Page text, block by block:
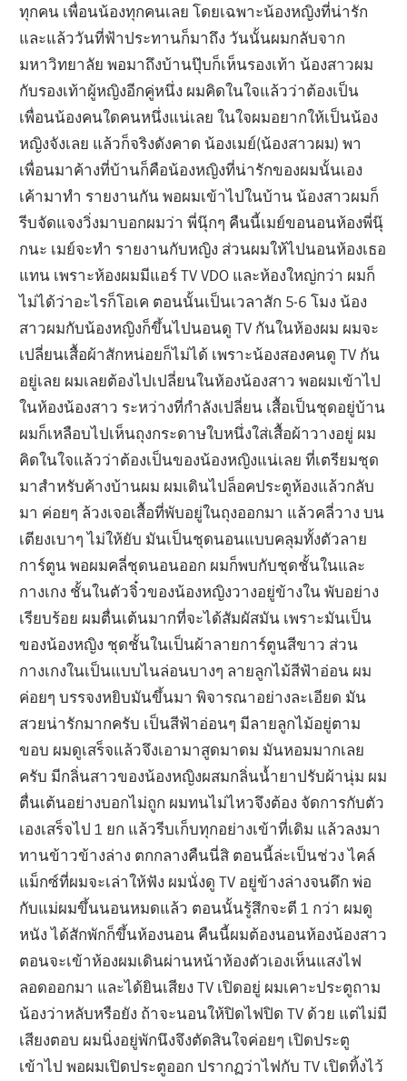
ทุกคน เพื่อนน้องทุกคนเลย โดยเฉพาะน้องหญิงที่น่ารัก
และแล้ววันที่ฟ้าประทานก็มาถึง วันนั้นผมกลับจาก
มหาวิทยาลัย พอมาถึงบ้านปุ๊บก็เห็นรองเท้า น้องสาวผม
กับรองเท้าผู้หญิงอีกคู่หนึ่ง ผมคิดในใจแล้วว่าต้องเป็น
เพื่อนน้องคนใดคนหนึ่งแน่เลย ในใจผมอยากให้เป็นน้อง
หญิงจังเลย แล้วก็จริงดังคาด น้องเมย์(น้องสาวผม) พา
เพื่อนมาค้างที่บ้านก็คือน้องหญิงที่น่ารักของผมนั้นเอง
เค้ามาทำ รายงานกัน พอผมเข้าไปในบ้าน น้องสาวผมก็
รีบจัดแจงวิ่งมาบอกผมว่า พี่นุ๊กๆ คืนนี้เมย์ขอนอนห้องพี่นุ๊
กนะ เมย์จะทำ รายงานกับหญิง ส่วนผมให้ไปนอนห้องเธอ
แทน เพราะห้องผมมีแอร์ TV VDO และห้องใหญ่กว่า ผมก็
ไม่ได้ว่าอะไรก็โอเค ตอนนั้นเป็นเวลาสัก 5-6 โมง น้อง
สาวผมกับน้องหญิงก็ขึ้นไปนอนดู TV กันในห้องผม ผมจะ
เปลี่ยนเสื้อผ้าสักหน่อยก็ไม่ได้ เพราะน้องสองคนดู TV กัน
อยู่เลย ผมเลยต้องไปเปลี่ยนในห้องน้องสาว พอผมเข้าไป
ในห้องน้องสาว ระหว่างที่กำลังเปลี่ยน เสื้อเป็นชุดอยู่บ้าน
ผมก็เหลือบไปเห็นถุงกระดาษใบหนึ่งใส่เสื้อผ้าวางอยู่ ผม
คิดในใจแล้วว่าต้องเป็นของน้องหญิงแน่เลย ที่เตรียมชุด
มาสำหรับค้างบ้านผม ผมเดินไปล็อคประตูห้องแล้วกลับ
มา ค่อยๆ ล้วงเจอเสื้อที่พับอยู่ในถุงออกมา แล้วคลี่วาง บน
เตียงเบาๆ ไม่ให้ยับ มันเป็นชุดนอนแบบคลุมทั้งตัวลาย
การ์ตูน พอผมคลี่ชุดนอนออก ผมก็พบกับชุดชั้นในและ
กางเกง ชั้นในตัวจิ๋วของน้องหญิงวางอยู่ข้างใน พับอย่าง
เรียบร้อย ผมตื่นเต้นมากที่จะได้สัมผัสมัน เพราะมันเป็น
ของน้องหญิง ชุดชั้นในเป็นผ้าลายการ์ตูนสีขาว ส่วน
กางเกงในเป็นแบบไนล่อนบางๆ ลายลูกไม้สีฟ้าอ่อน ผม
ค่อยๆ บรรจงหยิบมันขึ้นมา พิจารณาอย่างละเอียด มัน
สวยน่ารักมากครับ เป็นสีฟ้าอ่อนๆ มีลายลูกไม้อยู่ตาม
ขอบ ผมดูเสร็จแล้วจึงเอามาสูดมาดม มันหอมมากเลย
ครับ มีกลิ่นสาวของน้องหญิงผสมกลิ่นน้ำยาปรับผ้านุ่ม ผม
ตื่นเต้นอย่างบอกไม่ถูก ผมทนไม่ไหวจึงต้อง จัดการกับตัว
เองเสร็จไป 1 ยก แล้วรีบเก็บทุกอย่างเข้าที่เดิม แล้วลงมา
ทานข้าวข้างล่าง ตกกลางคืนนี่สิ ตอนนี้ล่ะเป็นช่วง ไคล์
แม็กซ์ที่ผมจะเล่าให้ฟัง ผมนั่งดู TV อยู่ข้างล่างจนดึก พ่อ
กับแม่ผมขึ้นนอนหมดแล้ว ตอนนั้นรู้สึกจะตี 1 กว่า ผมดู
หนัง ได้สักพักก็ขึ้นห้องนอน คืนนี้ผมต้องนอนห้องน้องสาว
ตอนจะเข้าห้องผมเดินผ่านหน้าห้องตัวเองเห็นแสงไฟ
ลอดออกมา และได้ยินเสียง TV เปิดอยู่ ผมเคาะประตูถาม
น้องว่าหลับหรือยัง ถ้าจะนอนให้ปิดไฟปิด TV ด้วย แต่ไม่มี
เสียงตอบ ผมนิ่งอยู่พักนึงจึงตัดสินใจค่อยๆ เปิดประตู
เข้าไป พอผมเปิดประตูออก ปรากฏว่าไฟกับ TV เปิดทิ้งไว้